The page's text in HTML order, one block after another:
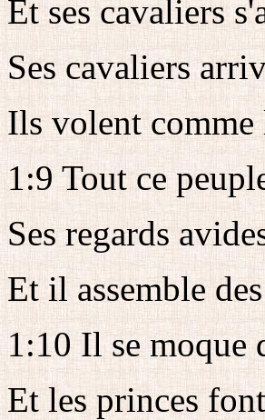
Et ses cavaliers
Ses cavaliers
Ils volent
1:9 Tout ce
Ses regards
Et il assemble
1:10 Il se moque
Et les princes